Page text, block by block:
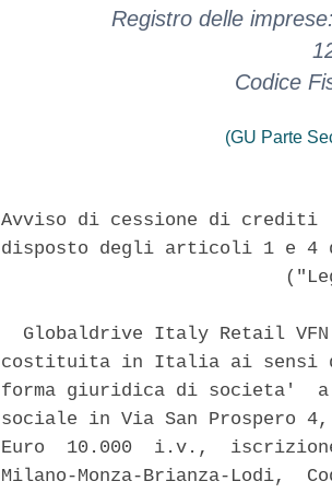
Registro delle
Codice
(GU Parte
Avviso di cessione di
disposto degli articoli 1 e 4
Globaldrive Italy Retail
costituita in Italia ai sensi
forma giuridica di societa'
sociale in Via San Prospero
Euro  10.000  i.v.,
Milano-Monza-Brianza-